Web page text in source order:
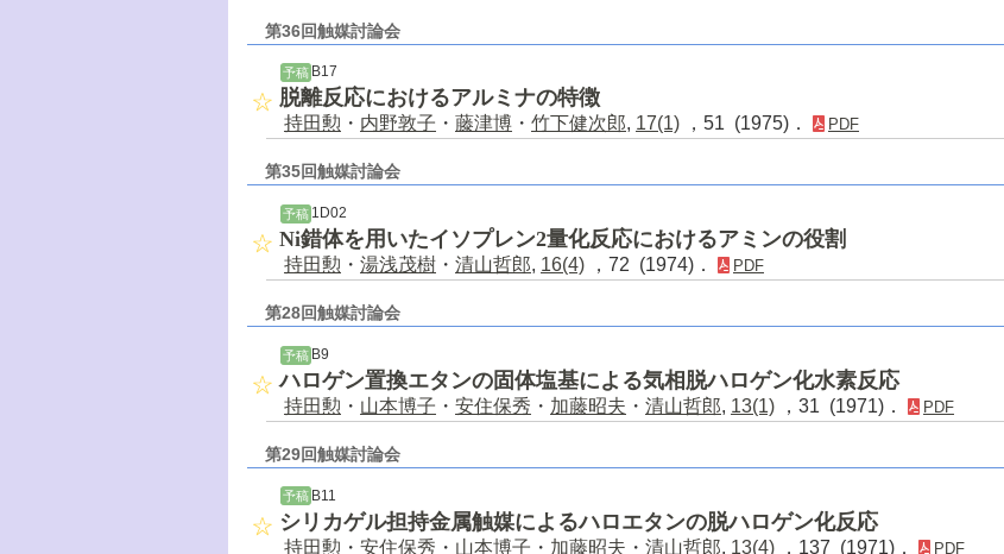
第36回触媒討論会
予稿 B17
脱離反応におけるアルミナの特徴
持田勲 ・ 内野敦子 ・ 藤津博 ・ 竹下健次郎, 17(1) ，51 (1975)． PDF
第35回触媒討論会
予稿 1D02
Ni錯体を用いたイソプレン2量化反応におけるアミンの役割
持田勲 ・ 湯浅茂樹 ・ 清山哲郎, 16(4) ，72 (1974)． PDF
第28回触媒討論会
予稿B9
ハロゲン置換エタンの固体塩基による気相脱ハロゲン化水素反応
持田勲 ・ 山本博子 ・ 安住保秀 ・ 加藤昭夫 ・ 清山哲郎, 13(1) ，31 (1971)． PDF
第29回触媒討論会
予稿 B11
シリカゲル担持金属触媒によるハロエタンの脱ハロゲン化反応
持田勲 ・ 安住保秀 ・ 山本博子 ・ 加藤昭夫 ・ 清山哲郎, 13(4) ，137 (1971)． PDF